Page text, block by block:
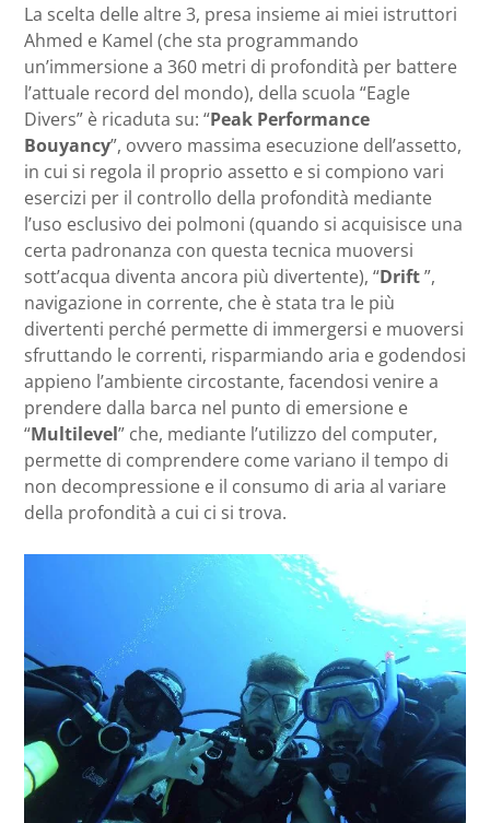
La scelta delle altre 3, presa insieme ai miei istruttori
Ahmed e Kamel (che sta programmando
un’immersione a 360 metri di profondità per battere
l’attuale record del mondo), della scuola “Eagle
Divers” è ricaduta su: “Peak Performance
Bouyancy”, ovvero massima esecuzione dell’assetto,
in cui si regola il proprio assetto e si compiono vari
esercizi per il controllo della profondità mediante
l’uso esclusivo dei polmoni (quando si acquisisce una
certa padronanza con questa tecnica muoversi
sott’acqua diventa ancora più divertente), “Drift”,
navigazione in corrente, che è stata tra le più
divertenti perché permette di immergersi e muoversi
sfruttando le correnti, risparmiando aria e godendosi
appieno l’ambiente circostante, facendosi venire a
prendere dalla barca nel punto di emersione e
“Multilevel” che, mediante l’utilizzo del computer,
permette di comprendere come variano il tempo di
non decompressione e il consumo di aria al variare
della profondità a cui ci si trova.